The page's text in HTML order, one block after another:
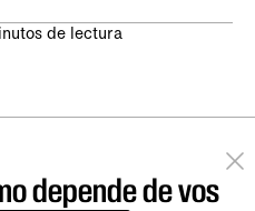
de lectura
depende de vos